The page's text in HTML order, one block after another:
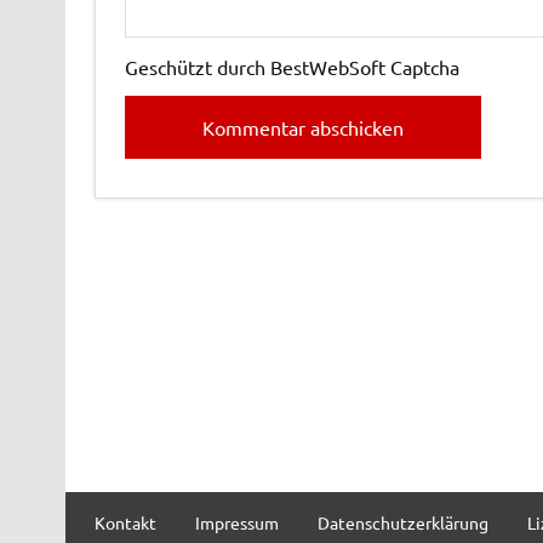
Geschützt durch BestWebSoft Captcha
Kontakt Impressum Datenschutzerklärung